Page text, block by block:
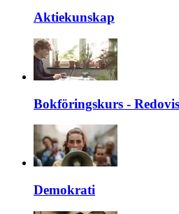
Aktiekunskap
Bokföringskurs -
Demokrati